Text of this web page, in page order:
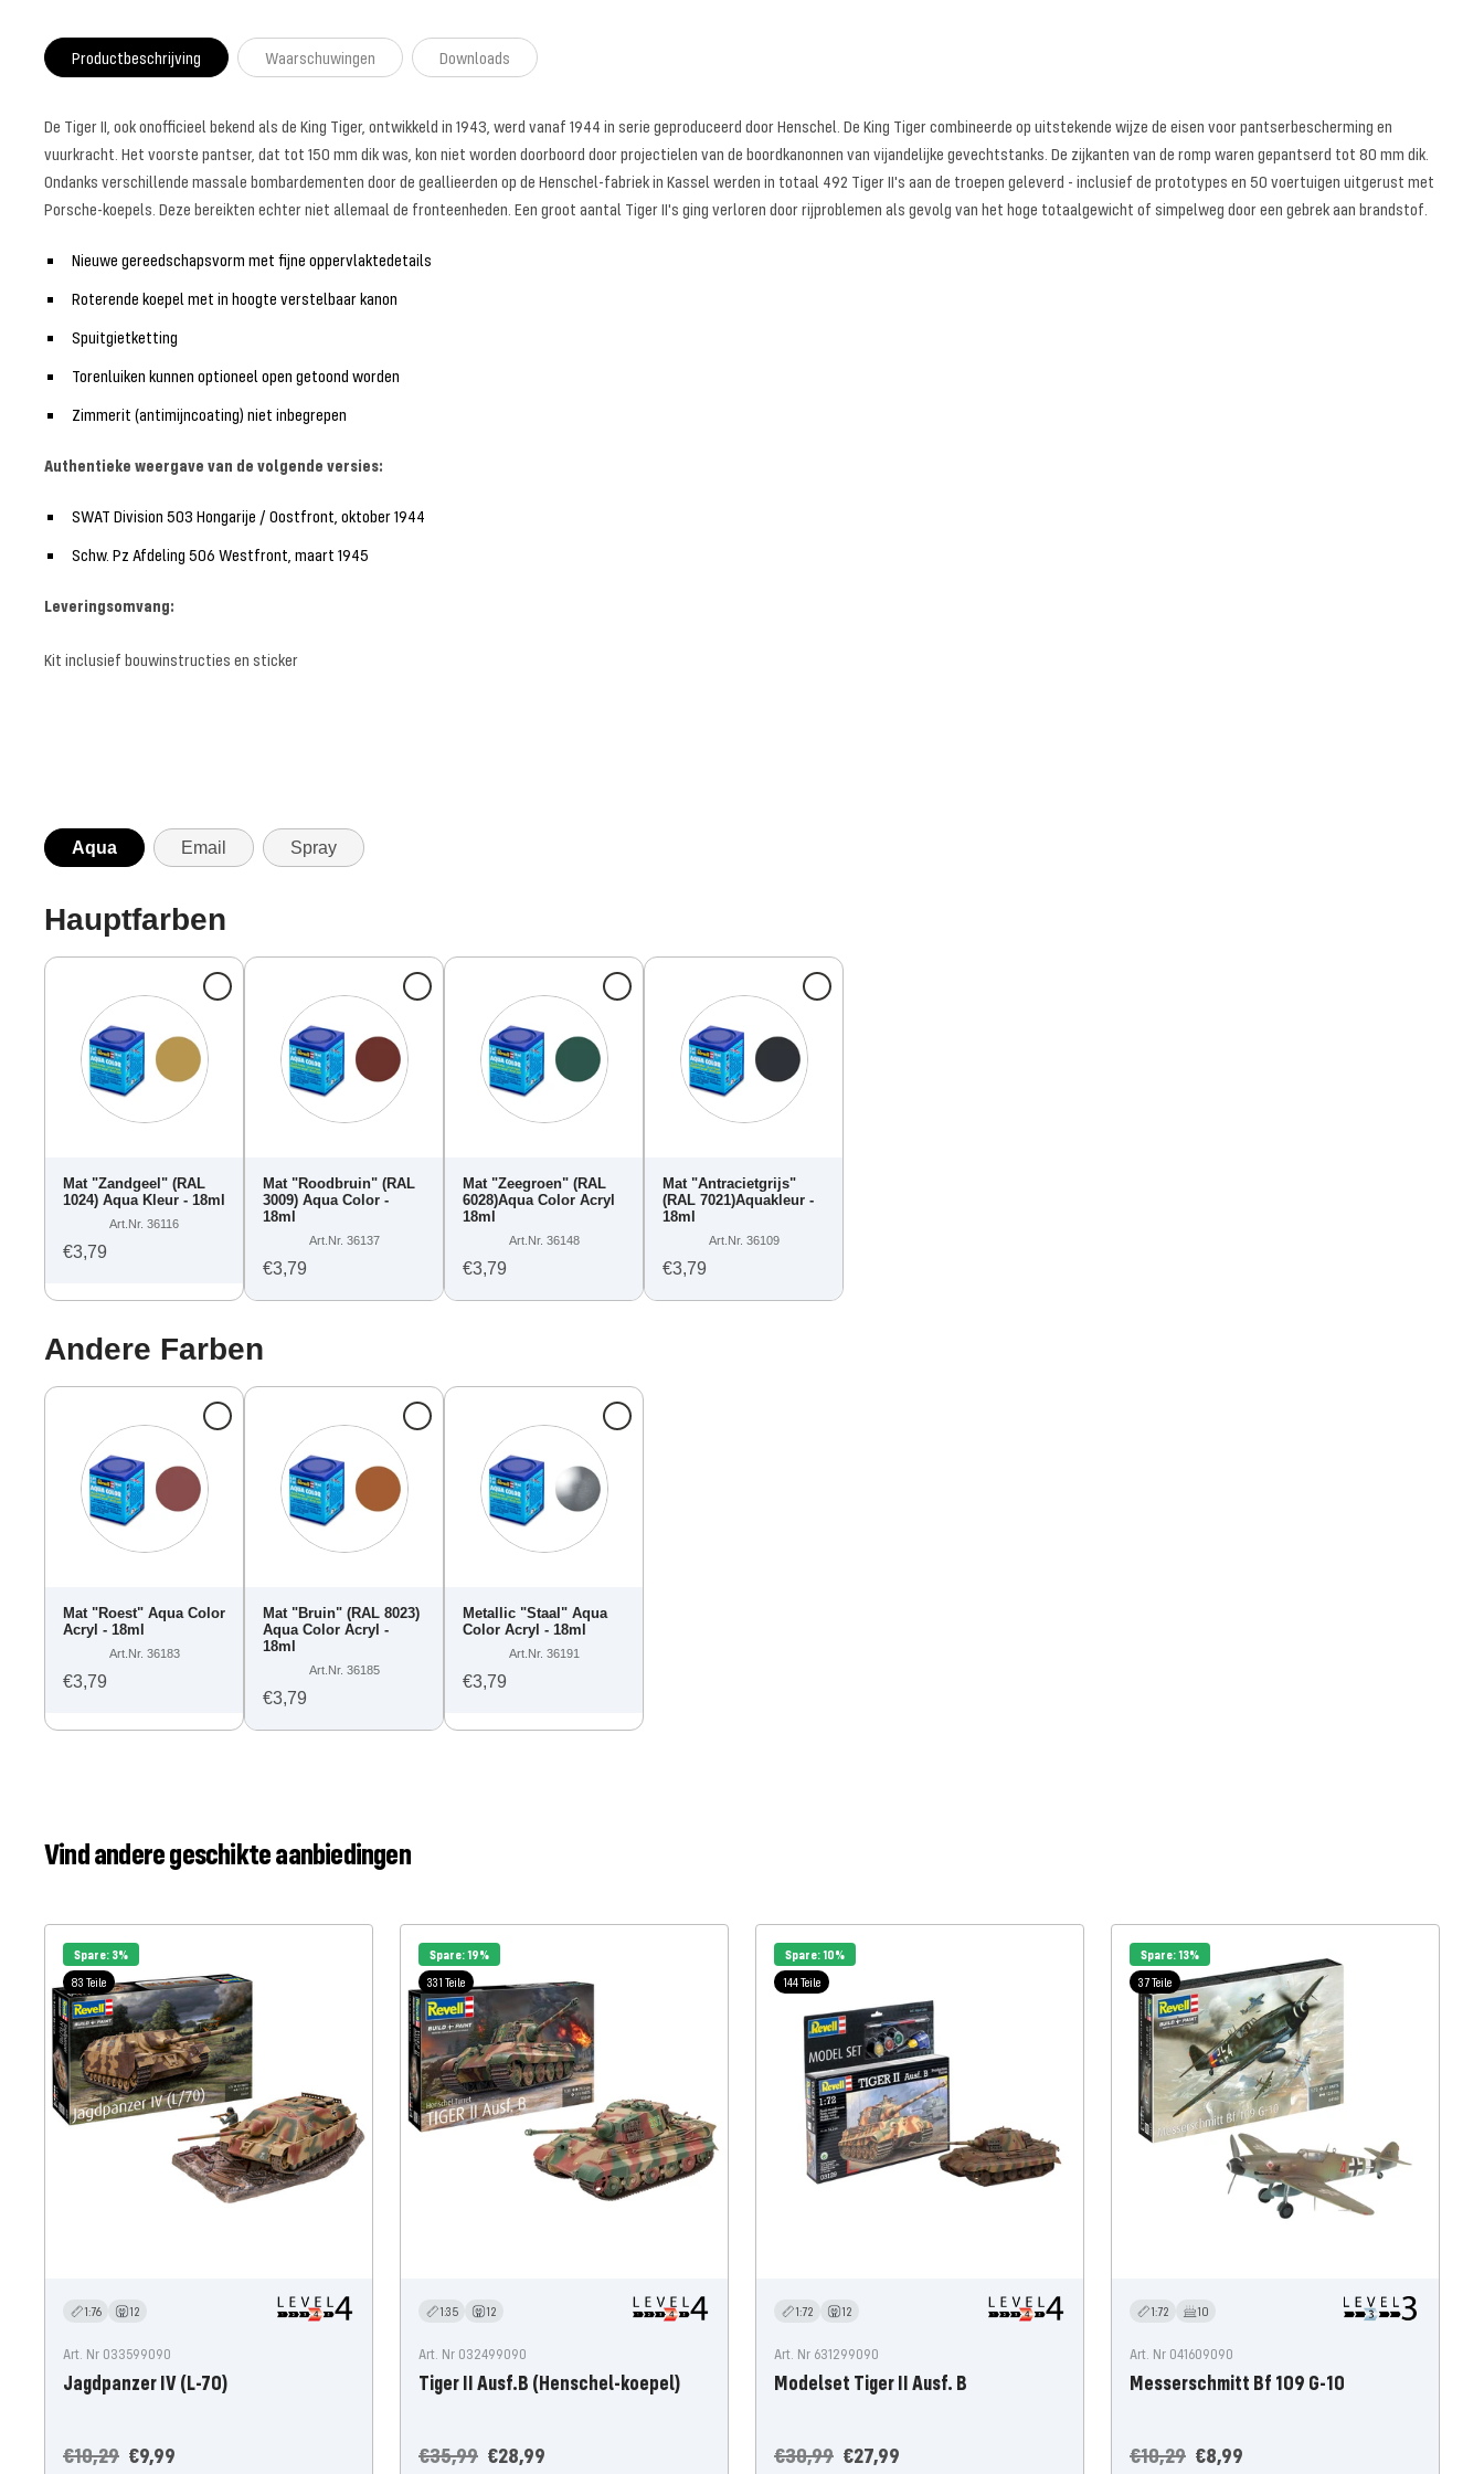
Productbeschrijving Waarschuwingen Downloads
De Tiger II, ook onofficieel bekend als de King Tiger, ontwikkeld in 1943, werd vanaf 1944 in serie geproduceerd door Henschel. De King Tiger combineerde op uitstekende wijze de eisen voor pantserbescherming en
vuurkracht. Het voorste pantser, dat tot 150 mm dik was, kon niet worden doorboord door projectielen van de boordkanonnen van vijandelijke gevechtstanks. De zijkanten van de romp waren gepantserd tot 80 mm dik.
Ondanks verschillende massale bombardementen door de geallieerden op de Henschel-fabriek in Kassel werden in totaal 492 Tiger II's aan de troepen geleverd - inclusief de prototypes en 50 voertuigen uitgerust met
Porsche-koepels. Deze bereikten echter niet allemaal de fronteenheden. Een groot aantal Tiger II's ging verloren door rijproblemen als gevolg van het hoge totaalgewicht of simpelweg door een gebrek aan brandstof.
Nieuwe gereedschapsvorm met fijne oppervlaktedetails
Roterende koepel met in hoogte verstelbaar kanon
Spuitgietketting
Torenluiken kunnen optioneel open getoond worden
Zimmerit (antimijncoating) niet inbegrepen
Authentieke weergave van de volgende versies:
SWAT Division 503 Hongarije / Oostfront, oktober 1944
Schw. Pz Afdeling 506 Westfront, maart 1945
Leveringsomvang:
Kit inclusief bouwinstructies en sticker
Aqua Email Spray
Hauptfarben
Mat "Zandgeel" (RAL
1024) Aqua Kleur - 18ml
Art.Nr. 36116
€3,79
Mat "Roodbruin" (RAL
3009) Aqua Color -
18ml
Art.Nr. 36137
€3,79
Mat "Zeegroen" (RAL
6028)Aqua Color Acryl
18ml
Art.Nr. 36148
€3,79
Mat "Antracietgrijs"
(RAL 7021)Aquakleur -
18ml
Art.Nr. 36109
€3,79
Andere Farben
Mat "Roest" Aqua Color
Acryl - 18ml
Art.Nr. 36183
€3,79
Mat "Bruin" (RAL 8023)
Aqua Color Acryl -
18ml
Art.Nr. 36185
€3,79
Metallic "Staal" Aqua
Color Acryl - 18ml
Art.Nr. 36191
€3,79
Vind andere geschikte aanbiedingen
Spare: 3%
83 Teile
1:76 12
Art. Nr 033599090
Jagdpanzer IV (L-70)
Aanbiedingsprijs
€9,99
Normale
€10,29
Spare: 19%
331 Teile
1:35 12
Art. Nr 032499090
Tiger II Ausf.B (Henschel-koepel)
Aanbiedingsprijs
€28,99
Normale
€35,99
Spare: 10%
144 Teile
1:72 12
Art. Nr 631299090
Modelset Tiger II Ausf. B
Aanbiedingsprijs
€27,99
Normale
€30,99
Spare: 13%
37 Teile
1:72 10
Art. Nr 041609090
Messerschmitt Bf 109 G-10
Aanbiedingsprijs
€8,99
Normale
€10,29